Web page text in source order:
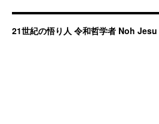
21世紀の悟り人 令和哲学者 Noh